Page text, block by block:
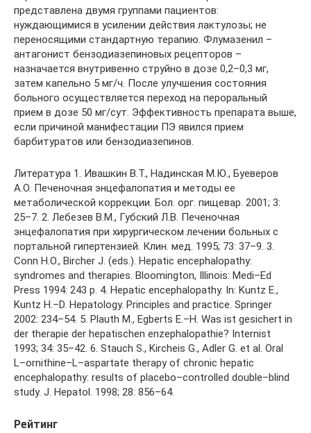
Литература 1. Ивашкин В.Т., Надинская М.Ю., Буеверов
А.О. Печеночная энцефалопатия и методы ее
метаболической коррекции. Бол. орг. пищевар. 2001; 3:
25–7. 2. Лебезев В.М., Губский Л.В. Печеночная
энцефалопатия при хирургическом лечении больных с
портальной гипертензией. Клин. мед. 1995; 73: 37–9. 3.
Conn H.O., Bircher J. (eds.). Hepatic encephalopathy:
syndromes and therapies. Bloomington, Illinois: Medi–Ed
Press 1994: 243 p. 4. Hepatic encephalopathy. In: Kuntz E.,
Kuntz H.–D. Hepatology. Principles and practice. Springer
2002: 234–54. 5. Plauth M., Egberts E.–H. Was ist gesichert in
der therapie der hepatischen enzephalopathie? Internist
1993; 34: 35–42. 6. Stauch S., Kircheis G., Adler G. et al. Oral
L–ornithine–L–aspartate therapy of chronic hepatic
encephalopathy: results of placebo–controlled double–blind
study. J. Hepatol. 1998; 28: 856–64.
Рейтинг